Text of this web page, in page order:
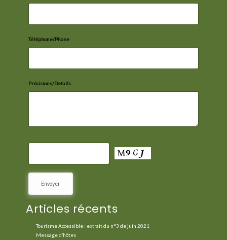
Téléphone/Phone
Précisions/Details
Articles récents
Tourisme Accessible : extrait du n°3 de juin 2021
Message d’hôtes